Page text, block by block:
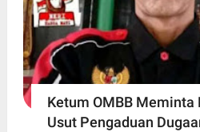
Ketum OMBB Meminta
Usut Pengaduan